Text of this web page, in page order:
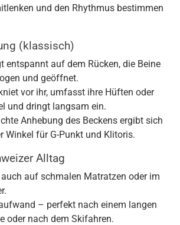
und den Rhythmus bestimmen
(klassisch)
entspannt auf dem Rücken, die Beine
und geöffnet.
vor ihr, umfasst ihre Hüften oder
und dringt langsam ein.
Anhebung des Beckens ergibt sich
Winkel für G-Punkt und Klitoris.
Alltag
auf schmalen Matratzen oder im
– perfekt nach einem langen
oder nach dem Skifahren.